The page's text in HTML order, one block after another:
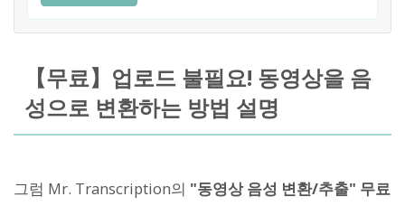
【무료】업로드 불필요! 동영상을 음
성으로 변환하는 방법 설명
그럼 Mr. Transcription의 "동영상 음성 변환/추출" 무료